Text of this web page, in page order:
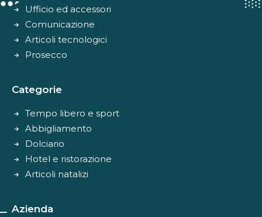
Ufficio ed accessori
Comunicazione
Articoli tecnologici
Prosecco
Categorie
Tempo libero e sport
Abbigliamento
Dolciario
Hotel e ristorazione
Articoli natalizi
Azienda